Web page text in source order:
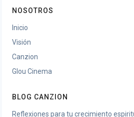
NOSOTROS
Inicio
Visión
Canzion
Glou Cinema
BLOG CANZION
Reflexiones para tu crecimiento